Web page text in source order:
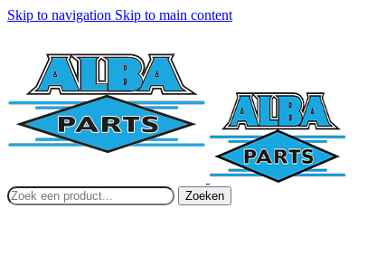
Skip to navigation Skip to main content
Zoeken